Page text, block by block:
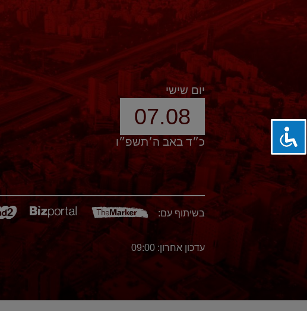
יום שישי
07.08
כ״ד באב ה׳תשפ״ו
בשיתוף עם:
עדכון אחרון: 09:00